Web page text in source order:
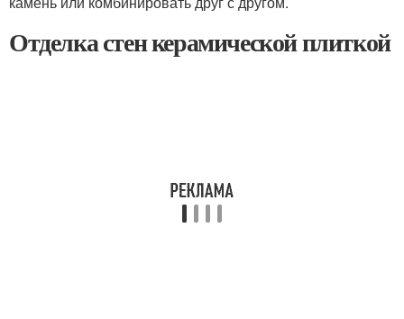
Отделка стен керамической плиткой